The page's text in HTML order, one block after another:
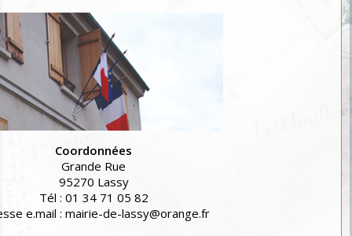
Coordonnées
Grande Rue
95270 Lassy
Tél : 01 34 71 05 82
e.mail : mairie-de-lassy@orange.fr